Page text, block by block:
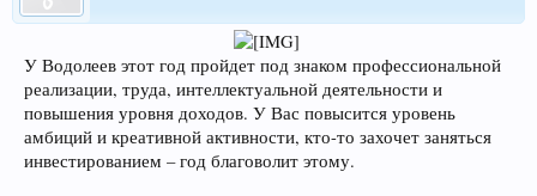
У Водолеев этот год пройдет под знаком профессиональной
реализации, труда, интеллектуальной деятельности и
повышения уровня доходов. У Вас повысится уровень
амбиций и креативной активности, кто-то захочет заняться
инвестированием – год благоволит этому.